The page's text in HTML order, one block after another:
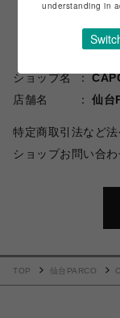
ショップ名
店舗名
仙台
特定商取引法など
ショップお問い合わ
TOP 仙台PARCO
understanding in